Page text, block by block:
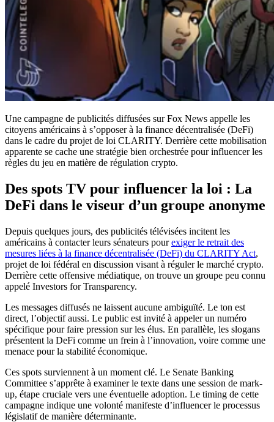
Une campagne de publicités diffusées sur Fox News appelle les
citoyens américains à s’opposer à la finance décentralisée (DeFi)
dans le cadre du projet de loi CLARITY. Derrière cette mobilisation
apparente se cache une stratégie bien orchestrée pour influencer les
règles du jeu en matière de régulation crypto.
Des spots TV pour influencer la loi : La
DeFi dans le viseur d’un groupe anonyme
Depuis quelques jours, des publicités télévisées incitent les
américains à contacter leurs sénateurs pourexiger le retrait des
mesures liées à la finance décentralisée (DeFi) du CLARITY Act,
projet de loi fédéral en discussion visant à réguler le marché crypto.
Derrière cette offensive médiatique, on trouve un groupe peu connu
appelé Investors for Transparency.
Les messages diffusés ne laissent aucune ambiguïté. Le ton est
direct, l’objectif aussi. Le public est invité à appeler un numéro
spécifique pour faire pression sur les élus. En parallèle, les slogans
présentent la DeFi comme un frein à l’innovation, voire comme une
menace pour la stabilité économique.
Ces spots surviennent à un moment clé. Le Senate Banking
Committee s’apprête à examiner le texte dans une session de mark-
up, étape cruciale vers une éventuelle adoption. Le timing de cette
campagne indique une volonté manifeste d’influencer le processus
législatif de manière déterminante.